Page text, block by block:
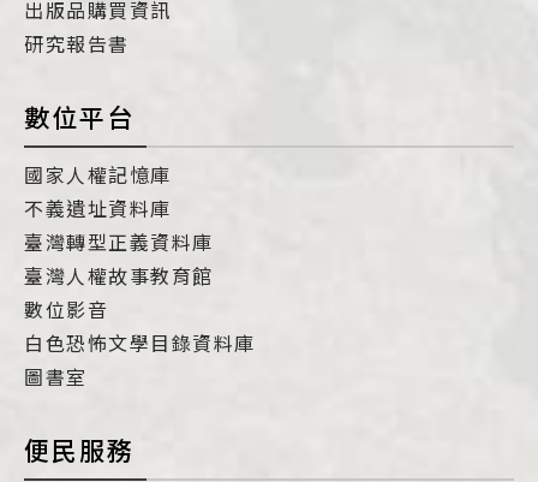
出版品購買資訊
研究報告書
數位平台
國家人權記憶庫
不義遺址資料庫
臺灣轉型正義資料庫
臺灣人權故事教育館
數位影音
白色恐怖文學目錄資料庫
圖書室
便民服務